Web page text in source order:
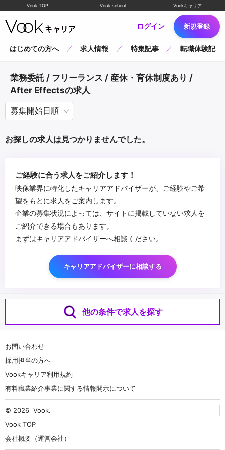
Vook TOP Vook school Vookキャリア
ログイン 新規登録
はじめての方へ 求人情報 特集記事 転職体験記
業務委託 / フリーランス / 産休・育休制度あり /
After Effectsの求人
お探しの求人は見つかりませんでした。
ご経験に合う求人をご紹介します！
映像業界に特化したキャリアアドバイザーが、ご経験やご希
望をもとに求人をご案内します。
企業の募集状況によっては、サイトに掲載していない求人を
ご紹介できる場合もあります。
まずはキャリアアドバイザーへ相談ください。
キャリアアドバイザーに相談する
他の条件で求人を探す
お問い合わせ
採用担当の方へ
Vookキャリア利用規約
有料職業紹介事業に関する情報開示について
© 2026 Vook.
Vook TOP
会社概要（運営会社）